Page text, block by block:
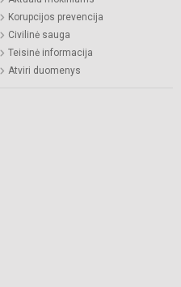
Korupcijos prevencija
Civilinė sauga
Teisinė informacija
Atviri duomenys